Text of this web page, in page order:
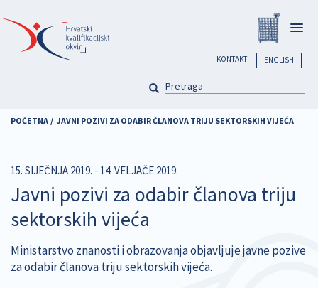
na
glavni
sadržaj
ENGLISH
header
KONTAKTI
PRETRAGA
POČETNA JAVNI POZIVI ZA ODABIR ČLANOVA TRIJU SEKTORSKIH VIJEĆA
15. SIJEČNJA 2019. - 14. VELJAČE 2019.
Javni pozivi za odabir članova triju
sektorskih vijeća
Ministarstvo znanosti i obrazovanja objavljuje javne pozive
za odabir članova triju sektorskih vijeća.